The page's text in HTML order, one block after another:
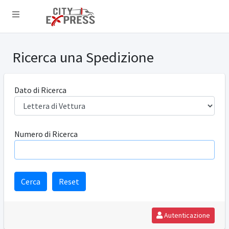
Ricerca una Spedizione
Dato di Ricerca
Numero di Ricerca
Autenticazione